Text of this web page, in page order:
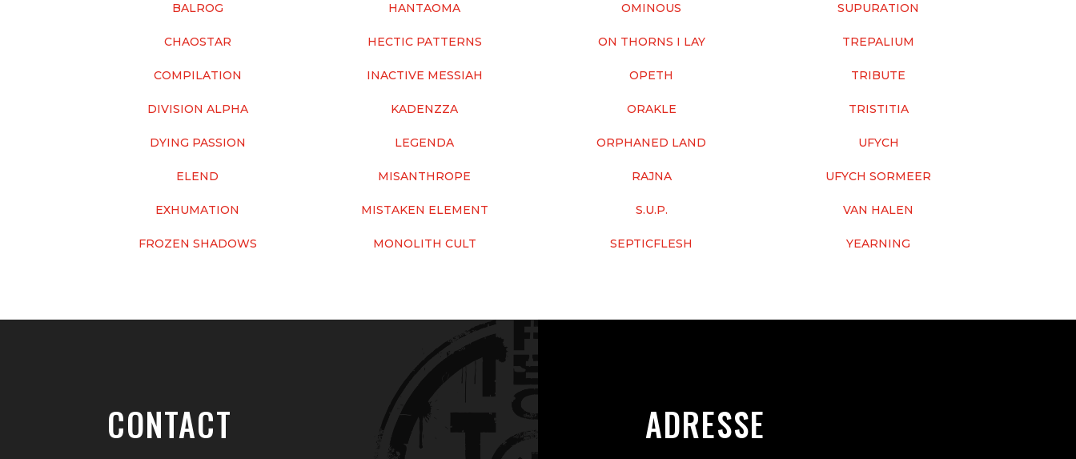
BALROG
CHAOSTAR
COMPILATION
DIVISION ALPHA
DYING PASSION
ELEND
EXHUMATION
FROZEN SHADOWS
HANTAOMA
HECTIC PATTERNS
INACTIVE MESSIAH
KADENZZA
LEGENDA
MISANTHROPE
MISTAKEN ELEMENT
MONOLITH CULT
OMINOUS
ON THORNS I LAY
OPETH
ORAKLE
ORPHANED LAND
RAJNA
S.U.P.
SEPTICFLESH
SUPURATION
TREPALIUM
TRIBUTE
TRISTITIA
UFYCH
UFYCH SORMEER
VAN HALEN
YEARNING
CONTACT ADRESSE